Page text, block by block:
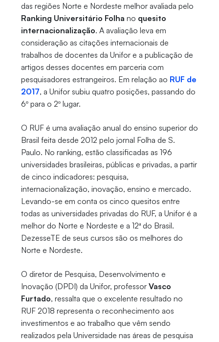
das regiões Norte e Nordeste melhor avaliada pelo
Ranking Universitário Folha no quesito
internacionalização. A avaliação leva em
consideração as citações internacionais de
trabalhos de docentes da Unifor e a publicação de
artigos desses docentes em parceria com
pesquisadores estrangeiros. Em relação ao RUF de
2017, a Unifor subiu quatro posições, passando do
6º para o 2º lugar.
O RUF é uma avaliação anual do ensino superior do
Brasil feita desde 2012 pelo jornal Folha de S.
Paulo. No ranking, estão classificadas as 196
universidades brasileiras, públicas e privadas, a partir
de cinco indicadores: pesquisa,
internacionalização, inovação, ensino e mercado.
Levando-se em conta os cinco quesitos entre
todas as universidades privadas do RUF, a Unifor é a
melhor do Norte e Nordeste e a 12ª do Brasil.
DezesseTE de seus cursos são os melhores do
Norte e Nordeste.
O diretor de Pesquisa, Desenvolvimento e
Inovação (DPDI) da Unifor, professor Vasco
Furtado, ressalta que o excelente resultado no
RUF 2018 representa o reconhecimento aos
investimentos e ao trabalho que vêm sendo
realizados pela Universidade nas áreas de pesquisa